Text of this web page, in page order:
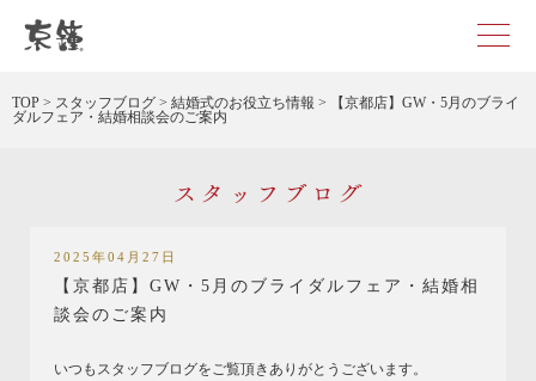
TOP > スタッフブログ > 結婚式のお役立ち情報 >
【京都店】GW・5月のブライ
ダルフェア・結婚相談会のご案内
スタッフブログ
2025年04月27日
【京都店】GW・5月のブライダルフェア・結婚相
談会のご案内
いつもスタッフブログをご覧頂きありがとうございます。